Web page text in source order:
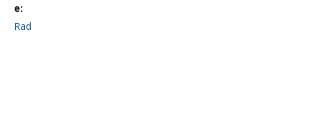
e:
Rad